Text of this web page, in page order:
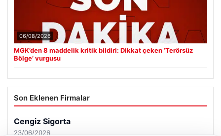
06/08/2026
MGK’den 8 maddelik kritik bildiri: Dikkat çeken ‘Terörsüz
Bölge’ vurgusu
Son Eklenen Firmalar
Cengiz Sigorta
23/06/2026